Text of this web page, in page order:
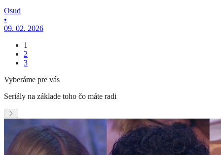
Osud
•
09. 02. 2026
1
2
3
Vyberáme pre vás
Seriály na základe toho čo máte radi